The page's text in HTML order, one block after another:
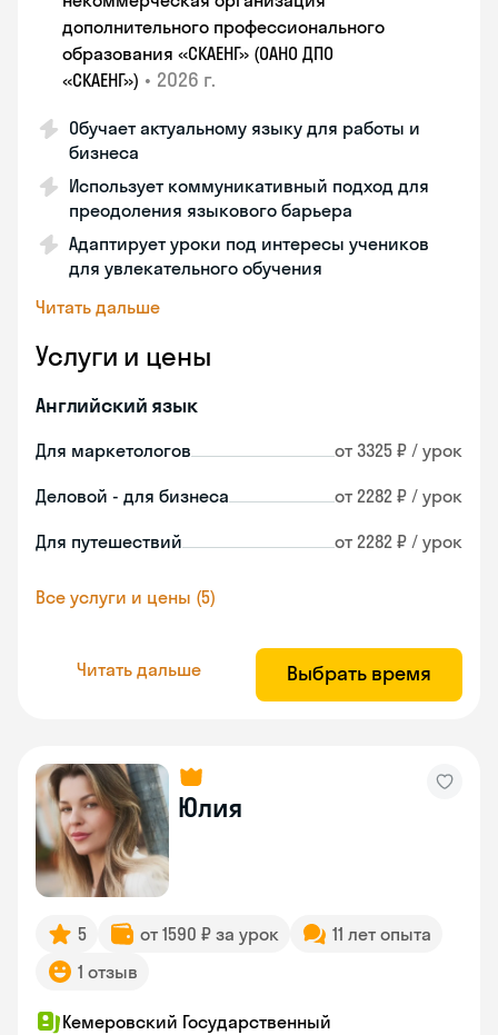
дополнительного профессионального
образования «СКАЕНГ» (ОАНО ДПО
«СКАЕНГ») • 2026 г.
Обучает актуальному языку для работы и
бизнеса
Использует коммуникативный подход для
преодоления языкового барьера
Адаптирует уроки под интересы учеников
для увлекательного обучения
Читать дальше
Услуги и цены
Английский язык
Для маркетологов от 3325 ₽ / урок
Деловой - для бизнеса от 2282 ₽ / урок
Для путешествий от 2282 ₽ / урок
Все услуги и цены (5)
Читать дальше Выбрать время
Юлия
5 от 1590 ₽ за урок
11 лет опыта
1 отзыв
Кемеровский Государственный